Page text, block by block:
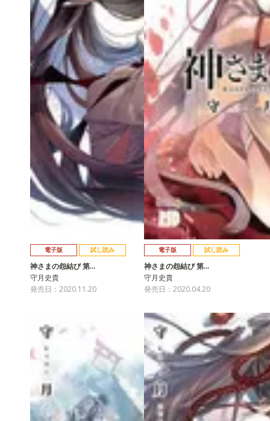
電子版 試し読み
神さまの怨結び 第…
守月史貴
発売日：2020.11.20
電子版 試し読み
神さまの怨結び 第…
守月史貴
発売日：2020.04.20